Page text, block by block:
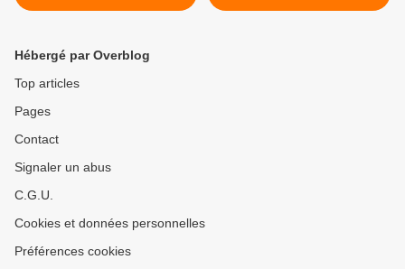
novembre à Kermoysan
Mémoire à Quimper mardi
Hébergé par Overblog
Top articles
Pages
Contact
Signaler un abus
C.G.U.
Cookies et données personnelles
Préférences cookies